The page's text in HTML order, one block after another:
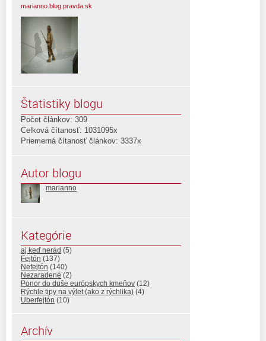
marianno.blog.pravda.sk
Štatistiky blogu
Počet článkov: 309
Celková čítanosť: 1031095x
Priemerná čítanosť článkov: 3337x
Autor blogu
marianno
Kategórie
aj keď nerád (5)
Fejtón (137)
Nefejtón (140)
Nezaradené (2)
Ponor do duše európskych kmeňov (12)
Rýchle tipy na výlet (ako z rýchlika) (4)
Uberfejtón (10)
Archív